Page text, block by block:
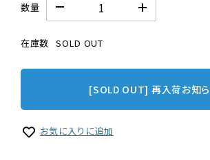
数量
在庫数 SOLD OUT
[SOLD OUT] 再入荷お知
お気に入りに追加